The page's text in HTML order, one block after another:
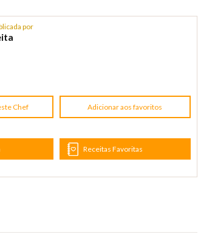
por
Chef Adicionar aos favoritos
Receitas Favoritas